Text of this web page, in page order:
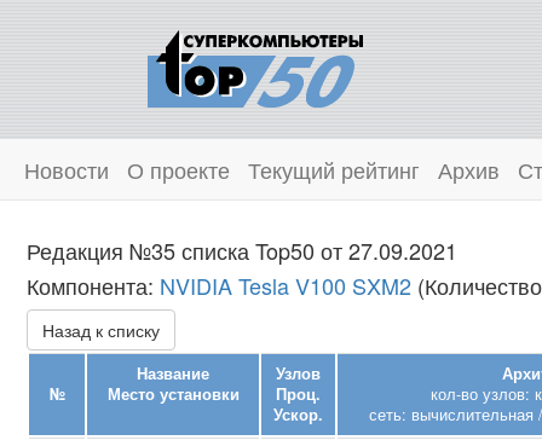
Новости О проекте Текущий рейтинг Архив
Редакция №35 списка Top50 от 27.09.2021
Компонента: NVIDIA Tesla V100 SXM2
Назад к списку
№
Название
Место установки
Узлов
Проц.
Ускор.
кол-во узлов:
сеть: вычислительная